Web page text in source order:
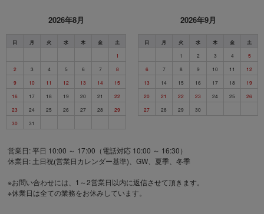
2026年8月
日 月 火 水 木 金
土
1
2
3 4 5 6 7
8
9
10 11 12 13 14
15
16
17 18 19 20 21
22
23
24 25 26 27 28
29
30
31
2026年9月
日 月 火 水 木 金
土
1
2 3 4
5
6
7 8 9 10 11
12
13
14 15 16 17 18
19
20
21 22 23 24 25
26
27
28 29 30
営業日: 平日 10:00 ～ 17:00（電話対応 10:00 ～ 16:30）
休業日: 土日祝(営業日カレンダー基準)、GW、夏季、冬季
※お問い合わせには、1～2営業日以内に返信させて頂きます。
※休業日は全ての業務をお休みしています。